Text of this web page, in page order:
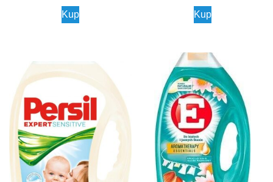
Kup Kup